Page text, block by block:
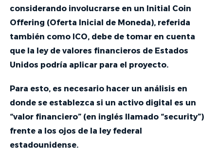
considerando involucrarse en un Initial Coin
Offering (Oferta Inicial de Moneda), referida
también como ICO, debe de tomar en cuenta
que la ley de valores financieros de Estados
Unidos podría aplicar para el proyecto.
Para esto, es necesario hacer un análisis en
donde se establezca si un activo digital es un
“valor financiero” (en inglés llamado “security”)
frente a los ojos de la ley federal
estadounidense.